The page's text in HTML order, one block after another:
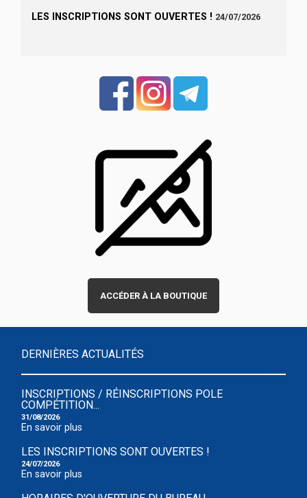
LES INSCRIPTIONS SONT OUVERTES ! 24/07/2026
ACCÉDER À LA BOUTIQUE
DERNIÈRES ACTUALITÉS
INSCRIPTIONS / RÉINSCRIPTIONS POLE
COMPÉTITION...
31/08/2026
En savoir plus
LES INSCRIPTIONS SONT OUVERTES !
24/07/2026
En savoir plus